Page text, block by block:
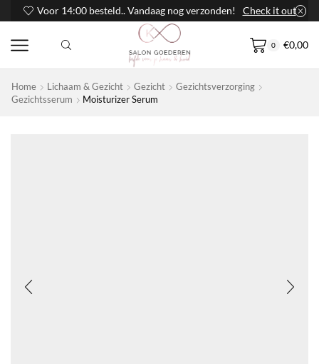
Voor 14:00 besteld.. Vandaag nog verzonden! Check it out
0 €0,00
Home Lichaam & Gezicht Gezicht
Gezichtsverzorging
Gezichtsserum
Moisturizer Serum